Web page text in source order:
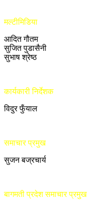
मल्टीमिडिया
आदित गौतम
सुजित पुडासैनी
सुभाष श्रेष्ठ
कार्यकारी निर्देशक
विदुर फुँयाल
समाचार प्रमुख
सुजन बज्रचार्य
बागमती प्रदेश समाचार प्रमुख